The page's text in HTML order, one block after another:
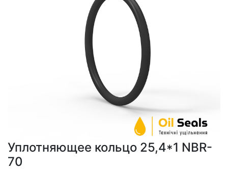
Уплотняющее кольцо 25,4*1 NBR-
70